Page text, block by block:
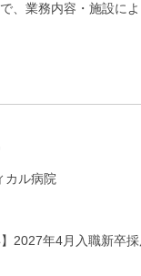
、業務内容・施設によ
カル病院
】2027年4月入職新卒採